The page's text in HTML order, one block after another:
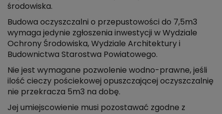
środowiska.
Budowa oczyszczalni o przepustowości do 7,5m3
wymaga jedynie zgłoszenia inwestycji w Wydziale
Ochrony Środowiska, Wydziale Architektury i
Budownictwa Starostwa Powiatowego.
Nie jest wymagane pozwolenie wodno-prawne, jeśli
ilość cieczy pościekowej opuszczającej oczyszczalnię
nie przekracza 5m3 na dobę.
Jej umiejscowienie musi pozostawać zgodne z